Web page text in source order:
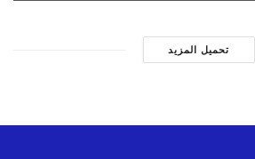
تحميل المزيد